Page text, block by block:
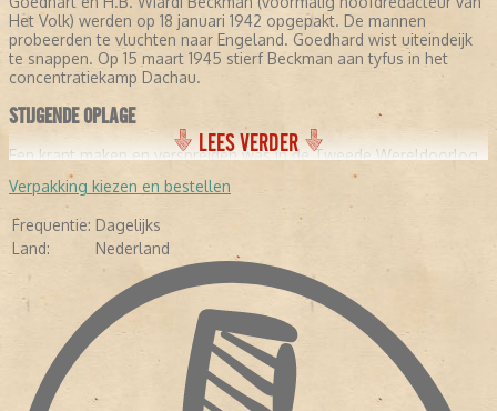
Het Volk) werden op 18 januari 1942 opgepakt. De mannen
probeerden te vluchten naar Engeland. Goedhard wist uiteindeijk
te snappen. Op 15 maart 1945 stierf Beckman aan tyfus in het
concentratiekamp Dachau.
STIJGENDE OPLAGE
Een krant maken en verspreiden was in de Tweede Wereldoorlog
gevaarlijk. De overgebleven redacteurs lieten zich niet uit het veld
slaan. Kees de Groot, een jurist, kreeg hulp van Gerrit Jan van
Heuven Goedhart. De laatste had voor de oorlog gewerkt als
hoofdredacteur bij Utrechts Nieuwsblad. Frans Goedhart voegde
zich bij hen, nadat hij was ontsnapt uit Kamp Vught. Een vruchtbare
samenwerking bleek. De oplage steeg van 10.000 exemplaren
naar 100.000 exemplaren.
In januari 1944 sloot Simon Carmiggelt zich aan bij Het Parool. Hij
nam de plaats in van Van Heuven Goedhart, die vanwege een
tweede arrestatiegolf naar Engeland vluchtte. In totaal werden
vijftien mensen bij Het Parool gearresteerd. Acht mannen werden
vrijgesproken. De redacteuren wisten het alsnog voor elkaar te
LEES VERDER
Verpakking kiezen en bestellen
Frequentie: Dagelijks
Land:
Nederland